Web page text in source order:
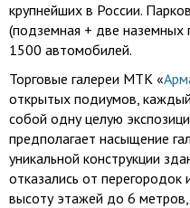
крупнейших в России.
(подземная + две наземных
1500 автомобилей.
Торговые галереи МТК «
открытых подиумов,
собой одну целую
предполагает насыщение
уникальной конструкции
отказались от перегородок
высоту этажей до 6